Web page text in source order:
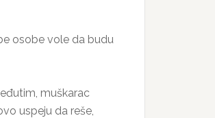
osobe vole da budu
muškarac
uspeju da reše,